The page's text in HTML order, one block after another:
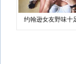
约翰逊女友野味十